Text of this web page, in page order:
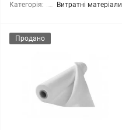
Категорія:
Витратні матеріали
Продано